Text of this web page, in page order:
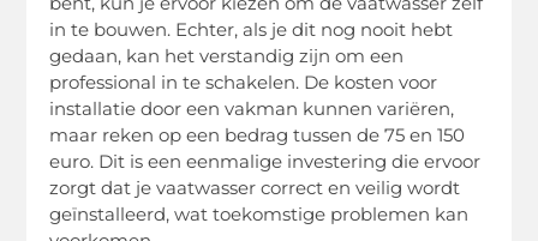
in te bouwen. Echter, als je dit nog nooit hebt
gedaan, kan het verstandig zijn om een
professional in te schakelen. De kosten voor
installatie door een vakman kunnen variëren,
maar reken op een bedrag tussen de 75 en 150
euro. Dit is een eenmalige investering die ervoor
zorgt dat je vaatwasser correct en veilig wordt
geïnstalleerd, wat toekomstige problemen kan